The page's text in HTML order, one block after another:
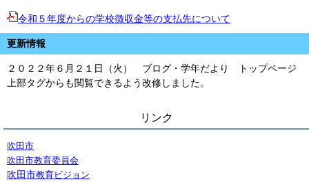
令和５年度からの学校徴収金等の支払先について
更新情報
２０２２年６月２１日（火） ブログ・学年だより トップページ
上部タグからも閲覧できるよう改修しました。
リンク
吹田市
吹田市教育委員会
吹田市教育ビジョン